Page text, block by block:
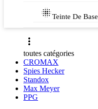
Teinte De Base

toutes catégories
CROMAX
Spies Hecker
Standox
Max Meyer
PPG